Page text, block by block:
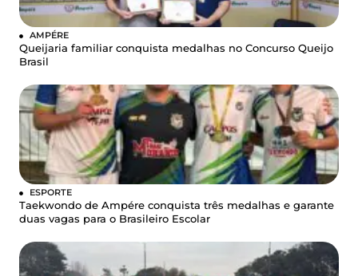
AMPÉRE
Queijaria familiar conquista medalhas no Concurso Queijo
Brasil
ESPORTE
Taekwondo de Ampére conquista três medalhas e garante
duas vagas para o Brasileiro Escolar